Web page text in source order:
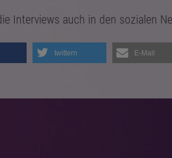
Interviews auch in den sozialen
twittern E-Mail